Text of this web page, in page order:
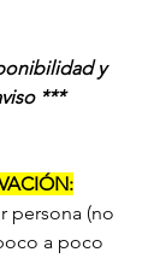
y
***
persona (no
a poco